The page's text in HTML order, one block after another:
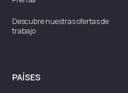
Descubre nuestras ofertas de
trabajo
PAÍSES